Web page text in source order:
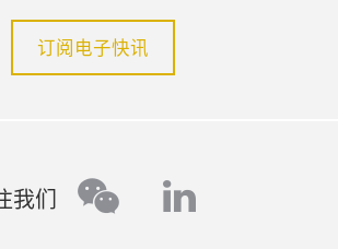
订阅电子快讯
我们 wechatlinkedin